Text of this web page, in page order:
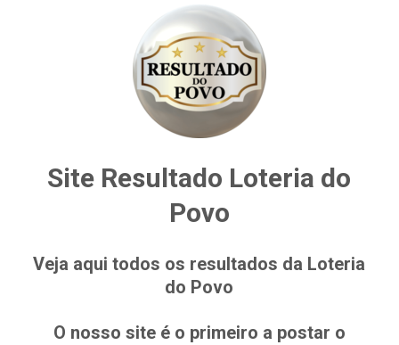
Site Resultado Loteria do
Povo
Veja aqui todos os resultados da Loteria
do Povo
O nosso site é o primeiro a postar o